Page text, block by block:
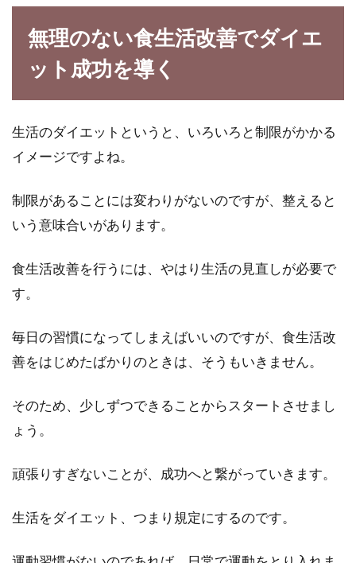
れています。体重の増加が気になりますが、そ
無理のない食生活改善でダイエ
ット成功を導く
生活のダイエットというと、いろいろと制限がかかる
イメージですよね。
制限があることには変わりがないのですが、整えると
いう意味合いがあります。
食生活改善を行うには、やはり生活の見直しが必要で
す。
毎日の習慣になってしまえばいいのですが、食生活改
善をはじめたばかりのときは、そうもいきません。
そのため、少しずつできることからスタートさせまし
ょう。
頑張りすぎないことが、成功へと繋がっていきます。
生活をダイエット、つまり規定にするのです。